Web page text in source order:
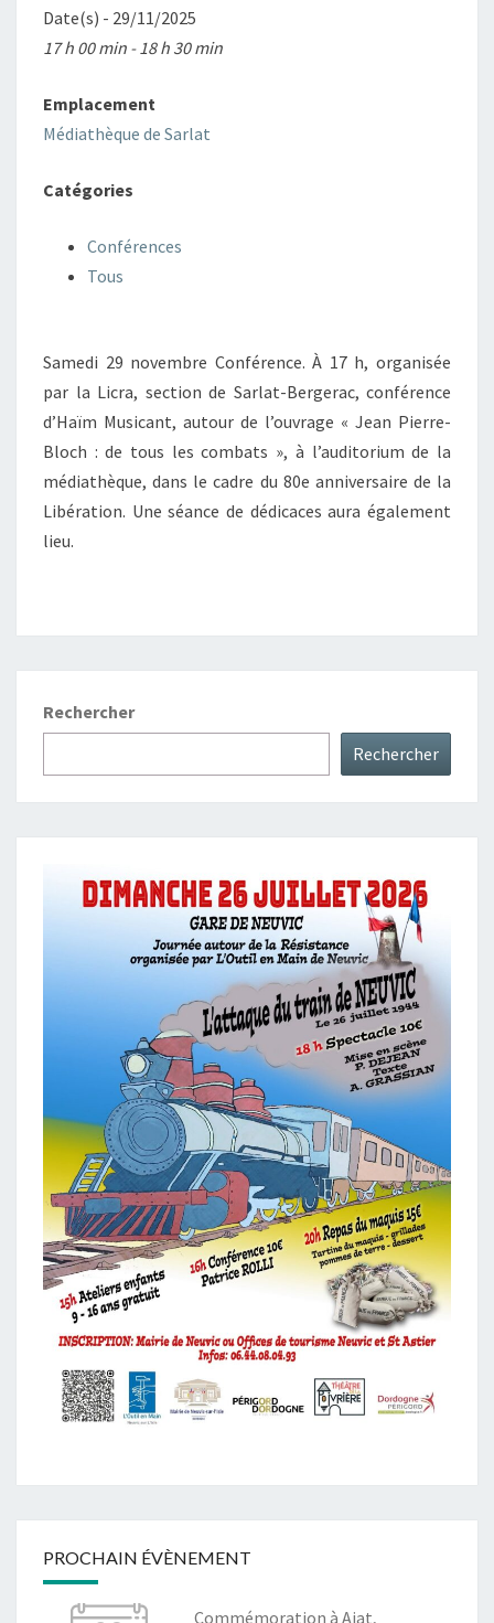
Date(s) - 29/11/2025
17 h 00 min - 18 h 30 min
Emplacement
Médiathèque de Sarlat
Catégories
Conférences
Tous
Samedi 29 novembre Conférence. À 17 h, organisée
par la Licra, section de Sarlat-Bergerac, conférence
d’Haïm Musicant, autour de l’ouvrage « Jean Pierre-
Bloch : de tous les combats », à l’auditorium de la
médiathèque, dans le cadre du 80e anniversaire de la
Libération. Une séance de dédicaces aura également
lieu.
Rechercher
Rechercher
PROCHAIN ÉVÈNEMENT
Commémoration à Ajat,